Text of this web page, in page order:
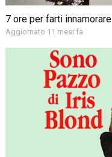
7 ore per farti innamorare
Aggiornato 11 mesi fa